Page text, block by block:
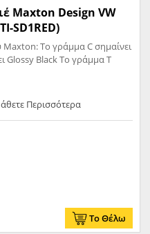
Maxton Design VW
SD1RED)
Maxton: Το γράμμα C σημαίνει
Glossy Black Το γράμμα T
Περισσότερα
Το Θέλω